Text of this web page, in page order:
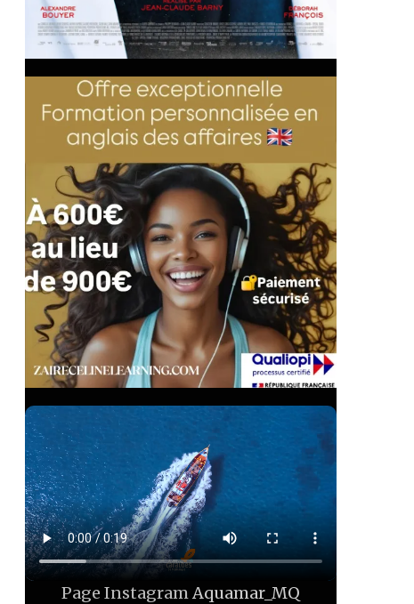
Page InstagramAquamar_MQ